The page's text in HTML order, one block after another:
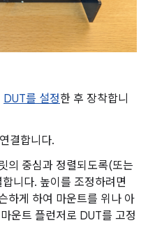
DUT를 설정한 후 장착합니
결합니다.
의 중심과 정렬되도록(또는
니다. 높이를 조정하려면
하게 하여 마운트를 위나 아
운트 플런저로 DUT를 고정